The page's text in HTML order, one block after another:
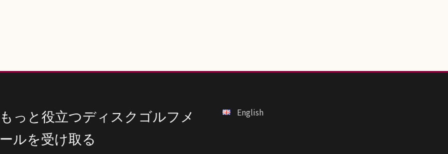
っと役立つディスクゴルフメ
ルを受け取る
English